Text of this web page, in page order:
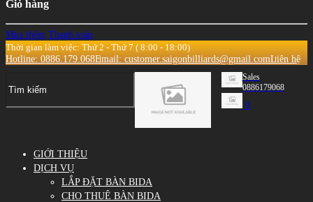
Giỏ hàng
Mua thêm Thanh toán
Thời gian làm việc: Thứ 2 - Thứ 7 ( 8:00 - 18:00)
Hotline: 0886.179.068Email: customer.saigonbilliards@gmail.comLiên hệ
Sales
0886179068
0
GIỚI THIỆU
DỊCH VỤ
LẮP ĐẶT BÀN BIDA
CHO THUÊ BÀN BIDA